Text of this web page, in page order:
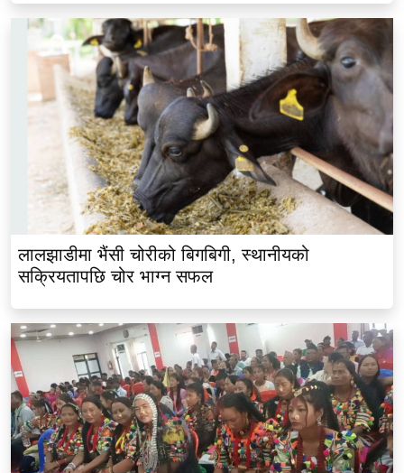
लालझाडीमा भैंसी चोरीको बिगबिगी, स्थानीयको
सक्रियतापछि चोर भाग्न सफल